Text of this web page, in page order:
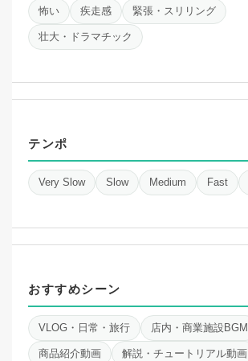
怖い 疾走感 緊張・スリリング
壮大・ドラマチック
テンポ
Very Slow Slow Medium Fast
おすすめシーン
VLOG・日常・旅行 店内・商業施設BGM
商品紹介動画 解説・チュートリアル動画